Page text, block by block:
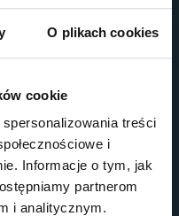
O plikach cookies
cookie
treści
i
Informacje o tym, jak
partnerom
i analitycznym.